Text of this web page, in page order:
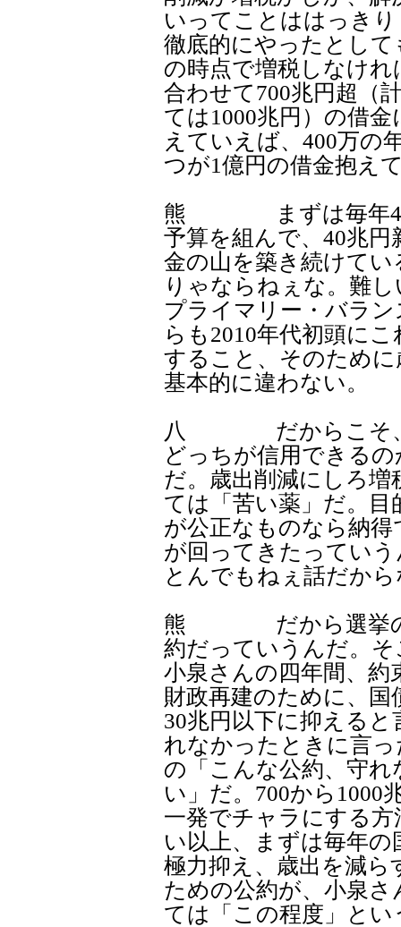
いってことははっき
徹底的にやったとして
の時点で増税しなけ
合わせて700兆円超（
ては1000兆円）の借
えていえば、400万の
つが1億円の借金抱え
熊 まずは毎年40兆
予算を組んで、40兆円
金の山を築き続けて
りゃならねぇな。難
プライマリー・バラ
らも2010年代初頭に
すること、そのため
基本的に違わない。
八 だからこそ、
どっちが信用できる
だ。歳出削減にしろ
ては「苦い薬」だ。目
が公正なものなら納
が回ってきたってい
とんでもねぇ話だから
熊 だから選挙のと
約だっていうんだ。そ
小泉さんの四年間、
財政再建のために、国
30兆円以下に抑える
れなかったときに言
の「こんな公約、守
い」だ。700から1000
一発でチャラにする
い以上、まずは毎年の
極力抑え、歳出を減
ための公約が、小泉さ
ては「この程度」とい